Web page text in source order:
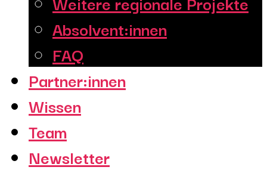
Absolvent:innen
FAQ
Partner:innen
Wissen
Team
Newsletter